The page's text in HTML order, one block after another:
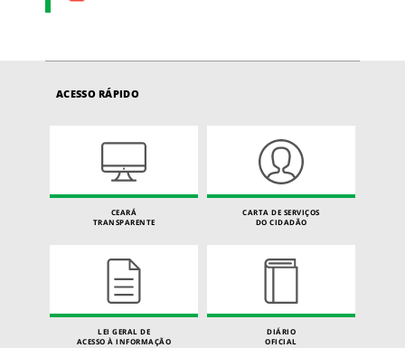
ACESSO RÁPIDO
CEARÁ
TRANSPARENTE
CARTA DE SERVIÇOS
DO CIDADÃO
LEI GERAL DE
ACESSO À INFORMAÇÃO
DIÁRIO
OFICIAL